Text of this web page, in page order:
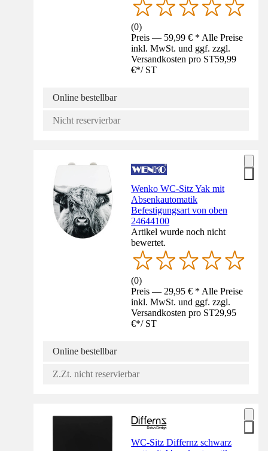
(0)
Preis — 59,99 € * Alle Preise
inkl. MwSt. und ggf. zzgl.
Versandkosten pro ST59,99
€*/ ST
Online bestellbar
Nicht reservierbar
Wenko WC-Sitz Yak mit
Absenkautomatik
Befestigungsart von oben
24644100
Artikel wurde noch nicht
bewertet.
(0)
Preis — 29,95 € * Alle Preise
inkl. MwSt. und ggf. zzgl.
Versandkosten pro ST29,95
€*/ ST
Online bestellbar
Z.Zt. nicht reservierbar
WC-Sitz Differnz schwarz